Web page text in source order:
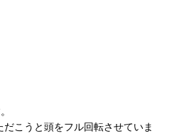
こうと頭をフル回転させていま